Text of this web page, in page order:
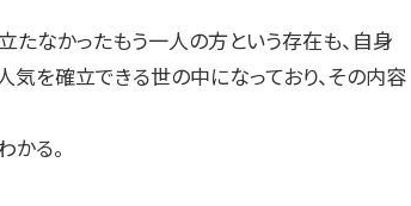
たなかったもう一人の方という存在も、自身
気を確立できる世の中になっており、その内容
かる。